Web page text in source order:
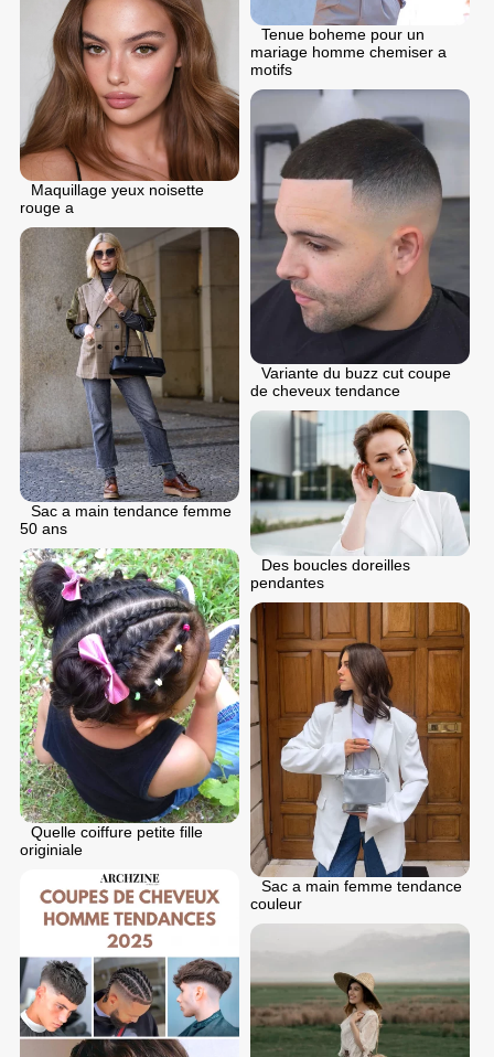
Tenue boheme pour un
mariage homme chemiser a
motifs
Maquillage yeux noisette
rouge a
Variante du buzz cut coupe
de cheveux tendance
Sac a main tendance femme
50 ans
Des boucles doreilles
pendantes
Quelle coiffure petite fille
originiale
Sac a main femme tendance
couleur